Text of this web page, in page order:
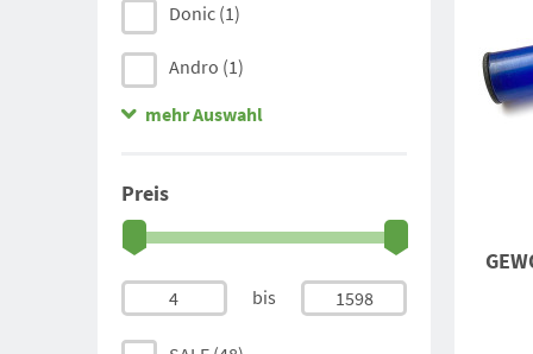
Donic (1)
Andro (1)
Joola (2)
Victas(1)
Stiga(4)
mehr Auswahl
Preis
4 bis 1598